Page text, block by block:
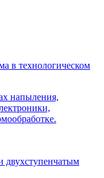
в технологическом
напыления,
двухступенчатым